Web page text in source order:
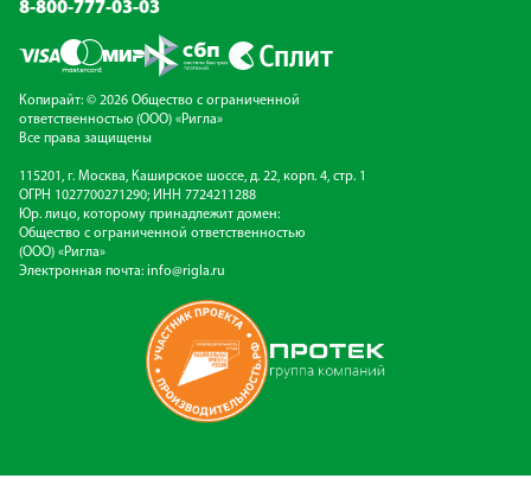
8-800-777-03-03
Копирайт: © 2026 Общество с ограниченной
ответственностью (ООО) «Ригла»
Все права защищены
115201, г. Москва, Каширское шоссе, д. 22, корп. 4, стр. 1
ОГРН 1027700271290; ИНН 7724211288
Юр. лицо, которому принадлежит домен:
Общество с ограниченной ответственностью
(ООО) «Ригла»
Электронная почта: info@rigla.ru